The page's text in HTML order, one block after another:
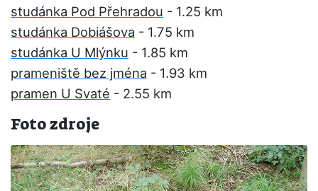
studánka Pod Přehradou - 1.25 km
studánka Dobiášova - 1.75 km
studánka U Mlýnku - 1.85 km
prameniště bez jména - 1.93 km
pramen U Svaté - 2.55 km
Foto zdroje